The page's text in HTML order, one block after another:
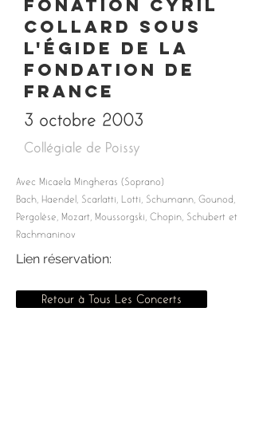
Fonation Cyril
Collard sous
l'égide de la
Fondation de
France
3 octobre 2003
Collégiale de Poissy
Avec Micaela Mingheras (Soprano)
Bach, Haendel, Scarlatti, Lotti, Schumann, Gounod,
Pergolèse, Mozart, Moussorgski, Chopin, Schubert et
Rachmaninov
Lien réservation:
Retour à Tous Les Concerts